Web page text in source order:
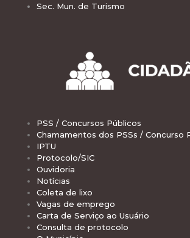
Sec. Mun. de Turismo
PSS / Concursos Públicos
Chamamentos dos PSSs / Concurso
IPTU
Protocolo/SIC
Ouvidoria
Notícias
Coleta de lixo
Vagas de emprego
Carta de Serviço ao Usuário
Consulta de protocolo